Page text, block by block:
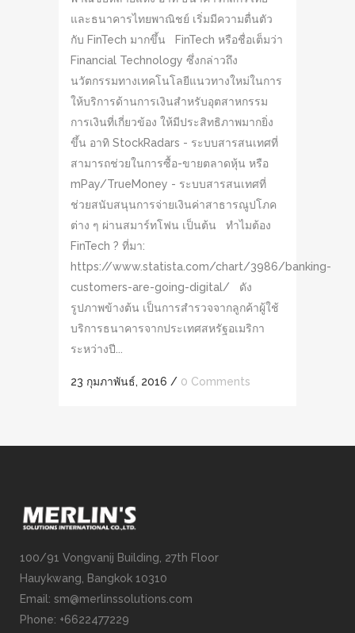
และธนาคารไทยพาณิชย์ เริ่มมีความตื่นตัว
กับ FinTech มากขึ้น FinTech หรือชื่อเต็มว่า
Financial Technology ซึ่งกล่าวถึง
นวัตกรรมทางเทคโนโลยีแนวทางใหม่ในการ
ให้บริการด้านการเงินสำหรับอุตสาหกรรม
การเงินที่เกี่ยวข้อง ให้มีประสิทธิภาพมากยิ่ง
ขึ้น อาทิ StockRadars - ระบบสารสนเทศที่
สามารถช่วยในการซื้อ-ขายตลาดหุ้น หรือ
mPay/TrueMoney - ระบบสารสนเทศที่
ช่วยสนับสนุนการจ่ายเงินค่าสาธารณูปโภค
ต่าง ๆ ผ่านสมาร์ทโฟน เป็นต้น ทำไมต้อง
FinTech ? ที่มา:
https://www.statista.com/chart/3986/banking-
customers-are-going-digital/ ดัง
รูปภาพข้างต้น เป็นการสำรวจจากลูกค้าผู้ใช้
บริการธนาคารจากประเทศสหรัฐอเมริกา
ระหว่างปี...
23 กุมภาพันธ์, 2016 / 0 Comments
100/91 Vongvanij Building, 27th Floor
Hauykwang, Bangkok 10310
Email: sm@merlinssolutions.com
Phone: +6622477229